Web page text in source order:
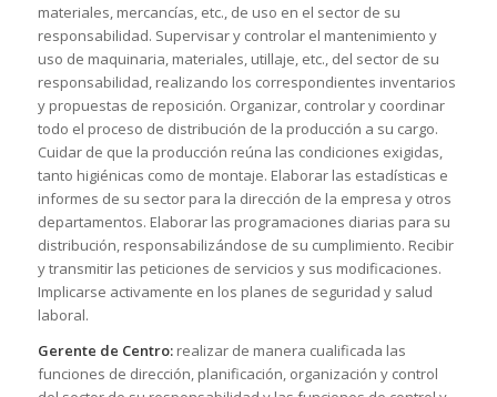
materiales, mercancías, etc., de uso en el sector de su
responsabilidad. Supervisar y controlar el mantenimiento y
uso de maquinaria, materiales, utillaje, etc., del sector de su
responsabilidad, realizando los correspondientes inventarios
y propuestas de reposición. Organizar, controlar y coordinar
todo el proceso de distribución de la producción a su cargo.
Cuidar de que la producción reúna las condiciones exigidas,
tanto higiénicas como de montaje. Elaborar las estadísticas e
informes de su sector para la dirección de la empresa y otros
departamentos. Elaborar las programaciones diarias para su
distribución, responsabilizándose de su cumplimiento. Recibir
y transmitir las peticiones de servicios y sus modificaciones.
Implicarse activamente en los planes de seguridad y salud
laboral.
Gerente de Centro:realizar de manera cualificada las
funciones de dirección, planificación, organización y control